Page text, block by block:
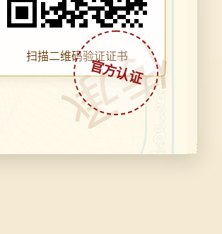
传承
扫描二维码验证证书